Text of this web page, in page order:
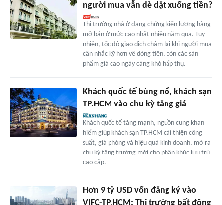
người mua vẫn dè dặt xuống tiền?
Thị trường nhà ở đang chứng kiến lượng hàng
mở bán ở mức cao nhất nhiều năm qua. Tuy
nhiên, tốc độ giao dịch chậm lại khi người mua
cân nhắc kỹ hơn về dòng tiền, còn các sản
phẩm giá cao ngày càng khó hấp thụ.
Khách quốc tế bùng nổ, khách sạn
TP.HCM vào chu kỳ tăng giá
Khách quốc tế tăng mạnh, nguồn cung khan
hiếm giúp khách sạn TP.HCM cải thiện công
suất, giá phòng và hiệu quả kinh doanh, mở ra
chu kỳ tăng trưởng mới cho phân khúc lưu trú
cao cấp.
Hơn 9 tỷ USD vốn đăng ký vào
VIFC-TP.HCM: Thị trường bất động